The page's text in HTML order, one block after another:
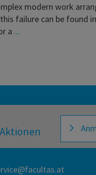
modern work
failure can be found
a ...